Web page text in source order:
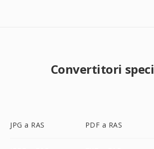
Convertitori
JPG a RAS PDF a RAS